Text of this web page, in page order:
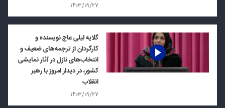
۱۴۰۳/۰۹/۲۷
گلایه لیلی عاج نویسنده و
کارگردان از ترجمه‌های ضعیف و
انتخاب‌های نازل در آثار نمایشی
کشور، در دیدار امروز با رهبر
انقلاب
۱۴۰۳/۰۹/۲۷